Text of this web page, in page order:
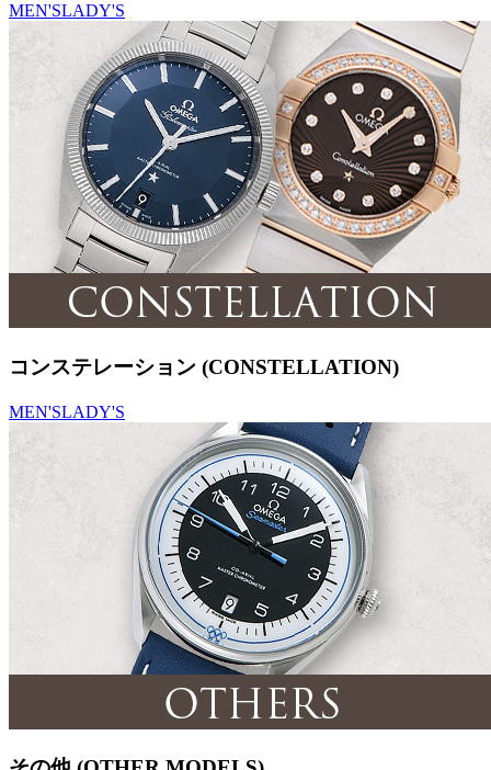
MEN'SLADY'S
コンステレーション (CONSTELLATION)
MEN'SLADY'S